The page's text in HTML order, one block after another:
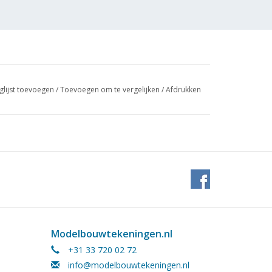
toevoegen /Toevoegen om te vergelijken /Afdrukken
Modelbouwtekeningen.nl
+31 33 720 02 72
info@modelbouwtekeningen.nl